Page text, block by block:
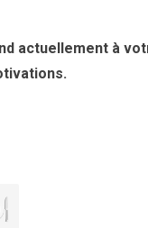
actuellement à